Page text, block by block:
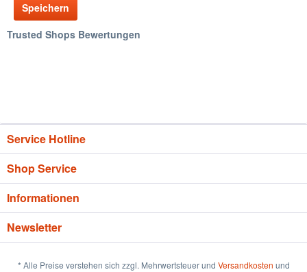
Speichern
Trusted Shops Bewertungen
Service Hotline
Shop Service
Informationen
Newsletter
* Alle Preise verstehen sich zzgl. Mehrwertsteuer und Versandkosten und